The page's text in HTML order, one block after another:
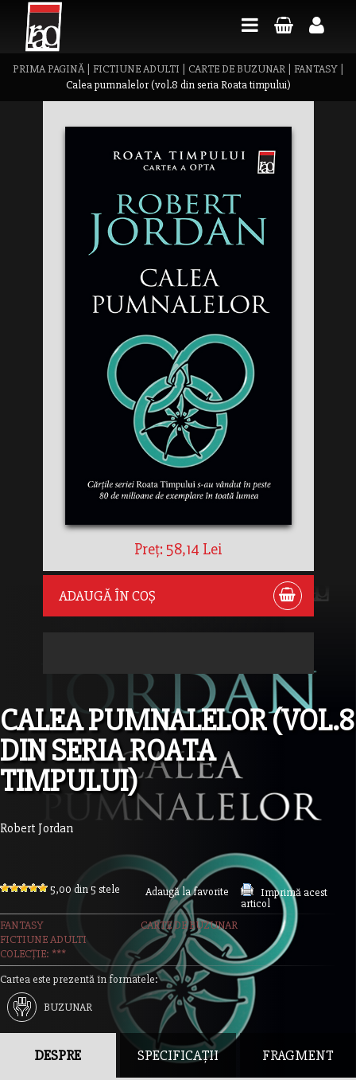
PRIMA PAGINĂ| FICTIUNE ADULTI CARTE DE BUZUNAR| FANTASY|
Calea pumnalelor (vol.8 din seria Roata timpului)
Preț: 58,14 Lei
ADAUGĂ ÎN COȘ
CALEA PUMNALELOR (VOL.8
DIN SERIA ROATA
TIMPULUI)
Robert Jordan
5,00 din 5 stele Adaugă la favorite
Imprimă acest
articol
FANTASY
CARTE DE BUZUNAR
FICTIUNE ADULTI
COLECȚIE: ***
Cartea este prezentă în formatele:
BUZUNAR
DESPRE SPECIFICAȚII FRAGMENT